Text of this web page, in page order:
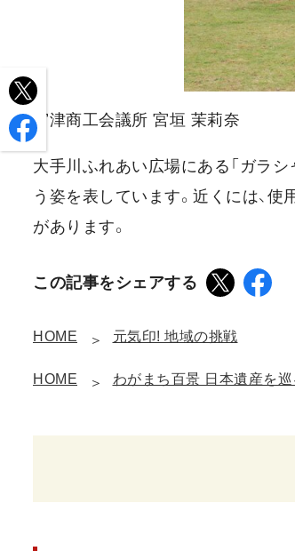
宮津商工会議所 宮垣 茉莉奈
大手川ふれあい広場にある「ガラ
う姿を表しています。近くには、
があります。
この記事をシェアする
HOME 元気印! 地域の挑戦
HOME わがまち百景 日本遺産を巡